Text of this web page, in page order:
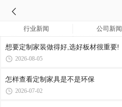
行业新闻 公司新闻
想要定制家装做得好,选好板材很重要!
2026-08-05
怎样查看定制家具是不是环保
2026-07-02